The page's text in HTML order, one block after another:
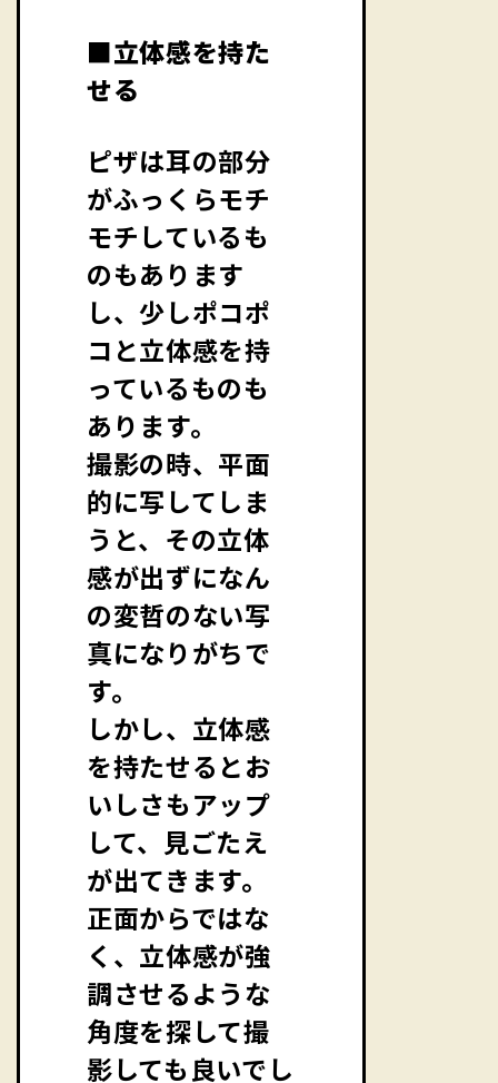
■立体感を持た
せる
ピザは耳の部分
がふっくらモチ
モチしているも
のもあります
し、少しポコポ
コと立体感を持
っているものも
あります。
撮影の時、平面
的に写してしま
うと、その立体
感が出ずになん
の変哲のない写
真になりがちで
す。
しかし、立体感
を持たせるとお
いしさもアップ
して、見ごたえ
が出てきます。
正面からではな
く、立体感が強
調させるような
角度を探して撮
影しても良いでし